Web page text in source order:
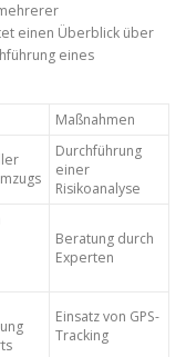
einen Überblick über
eines
Maßnahmen
Durchführung
einer
Risikoanalyse
Beratung durch
Experten
Einsatz von GPS-
Tracking